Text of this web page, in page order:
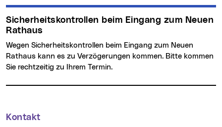
Sicherheitskontrollen beim Eingang zum Neuen
Rathaus
Wegen Sicherheitskontrollen beim Eingang zum Neuen
Rathaus kann es zu Verzögerungen kommen. Bitte kommen
Sie rechtzeitig zu Ihrem Termin.
Weitere Informationen
Kontakt